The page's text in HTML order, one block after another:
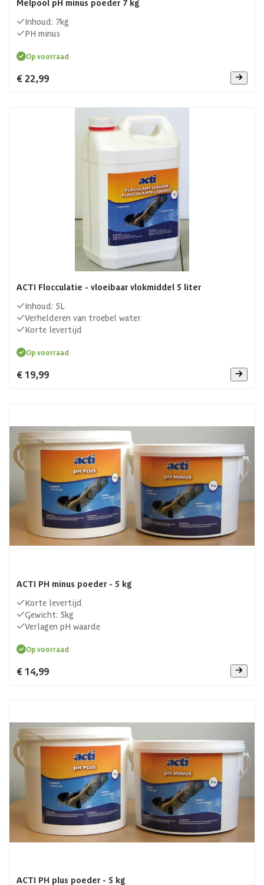
Melpool pH minus poeder 7 kg
Inhoud: 7kg
PH minus
Op voorraad
€ 22,99
ACTI Flocculatie - vloeibaar vlokmiddel 5 liter
Inhoud: 5L
Verhelderen van troebel water
Korte levertijd
Op voorraad
€ 19,99
ACTI PH minus poeder - 5 kg
Korte levertijd
Gewicht: 5kg
Verlagen pH waarde
Op voorraad
€ 14,99
ACTI PH plus poeder - 5 kg